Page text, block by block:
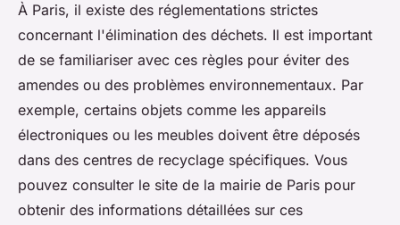
À Paris, il existe des réglementations strictes
concernant l'élimination des déchets. Il est important
de se familiariser avec ces règles pour éviter des
amendes ou des problèmes environnementaux. Par
exemple, certains objets comme les appareils
électroniques ou les meubles doivent être déposés
dans des centres de recyclage spécifiques. Vous
pouvez consulter le site de la mairie de Paris pour
obtenir des informations détaillées sur ces